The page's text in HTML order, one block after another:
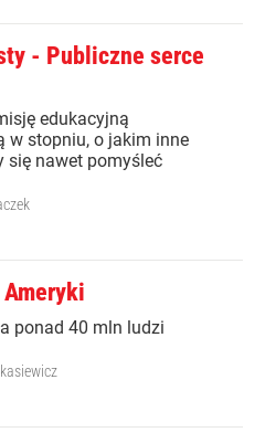
- Publiczne serce
edukacyjną
w stopniu, o jakim inne
się nawet pomyśleć
ponad 40 mln ludzi